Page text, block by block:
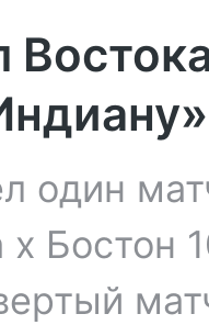
один
Бостон